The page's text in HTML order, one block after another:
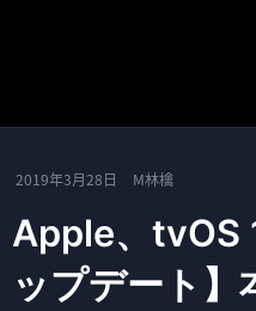
2019年3月28日 M林檎
Apple、tvOS
ップデート